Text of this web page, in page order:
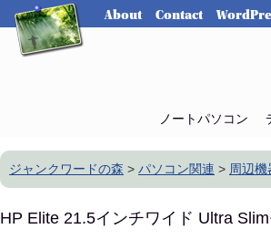
About Contact
ノートパソコン
ジャンクワードの森 > パソコン関連 > 周辺機
HP Elite 21.5インチワイド Ultra